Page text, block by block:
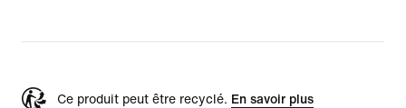
Ce produit peut être recyclé. En savoir plus